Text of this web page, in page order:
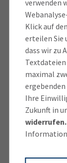
verwenden
Klick auf
erteilen Sie
dass wir zu
maximal
Ihre
Zukunft in
widerrufen.
Der
So
So
In